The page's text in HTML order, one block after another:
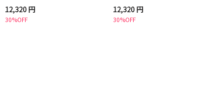
12,320 円
30%OFF
12,320 円
30%OFF